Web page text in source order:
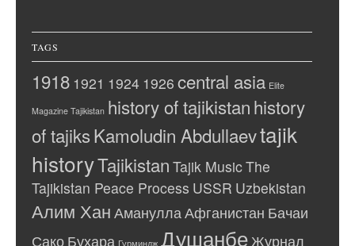
TAGS
1918 1921 1924 1926 central asia Elite
Magazine Tajikistan history of tajikistanhistory
of tajiksKamoludin Abdullaevtajik
historyTajikistan Tajik MusicThe
Tajikistan Peace Process USSR Uzbekistan
Алим Хан Аманулла Афганистан Бачаи
Сако Бухара Гурминдж Душанбе Журнал